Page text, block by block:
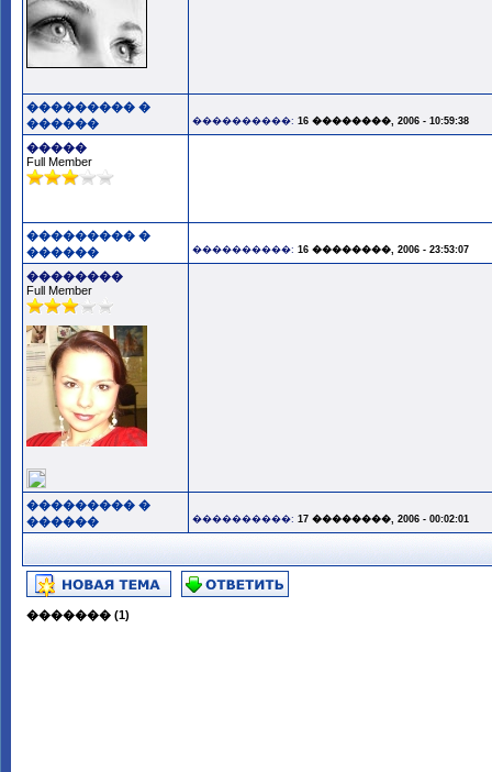
��������� �
������
����������: 16 ��������, 2006 - 10:59:38
�����
Full Member
��������� �
������
����������: 16 ��������, 2006 - 23:53:07
��������
Full Member
��������� �
������
����������: 17 ��������, 2006 - 00:02:01
������� (1)